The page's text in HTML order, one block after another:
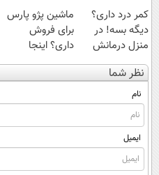
کمر درد داری؟
دیگه بسه! در
منزل درمانش
کن
(◀پرسش‌نامه)
ماشین پژو پارس
برای فروش
داری؟ اینجا
سریع بفروشش
نظر شما
نام
ایمیل